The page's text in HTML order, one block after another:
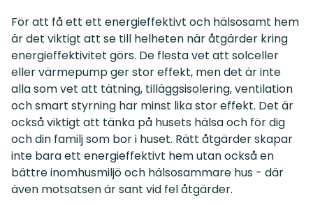
För att få ett ett energieffektivt och hälsosamt hem
är det viktigt att se till helheten när åtgärder kring
energieffektivitet görs. De flesta vet att solceller
eller värmepump ger stor effekt, men det är inte
alla som vet att tätning, tilläggsisolering, ventilation
och smart styrning har minst lika stor effekt. Det är
också viktigt att tänka på husets hälsa och för dig
och din familj som bor i huset. Rätt åtgärder skapar
inte bara ett energieffektivt hem utan också en
bättre inomhusmiljö och hälsosammare hus - där
även motsatsen är sant vid fel åtgärder.